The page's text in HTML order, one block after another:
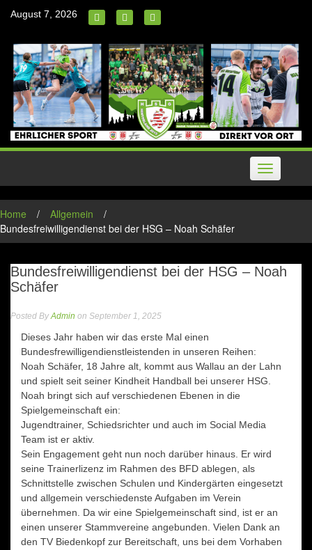
August 7, 2026
Toggle
navigation
Home / Allgemein
/
Bundesfreiwilligendienst bei der HSG – Noah Schäfer
Bundesfreiwilligendienst bei der HSG – Noah
Schäfer
Posted ByAdmin on September 1, 2025
Dieses Jahr haben wir das erste Mal einen
Bundesfrewilligendienstleistenden in unseren Reihen:
Noah Schäfer, 18 Jahre alt, kommt aus Wallau an der Lahn
und spielt seit seiner Kindheit Handball bei unserer HSG.
Noah bringt sich auf verschiedenen Ebenen in die
Spielgemeinschaft ein:
Jugendtrainer, Schiedsrichter und auch im Social Media
Team ist er aktiv.
Sein Engagement geht nun noch darüber hinaus. Er wird
seine Trainerlizenz im Rahmen des BFD ablegen, als
Schnittstelle zwischen Schulen und Kindergärten eingesetzt
und allgemein verschiedenste Aufgaben im Verein
übernehmen. Da wir eine Spielgemeinschaft sind, ist er an
einen unserer Stammvereine angebunden. Vielen Dank an
den TV Biedenkopf zur Bereitschaft, uns bei dem Vorhaben